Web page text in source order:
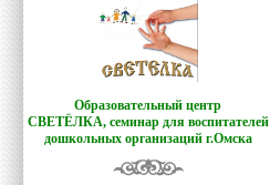
Образовательный центр
СВЕТЁЛКА, семинар для воспитателей
дошкольных организаций г.Омска